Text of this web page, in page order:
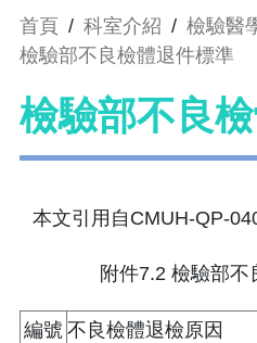
首頁 / 科室介紹 / 檢驗醫
檢驗部不良檢體退件標準
檢驗部不良
本文引用自CMUH-QP-
附件7.2 檢驗部
編號 不良檢體退檢原因